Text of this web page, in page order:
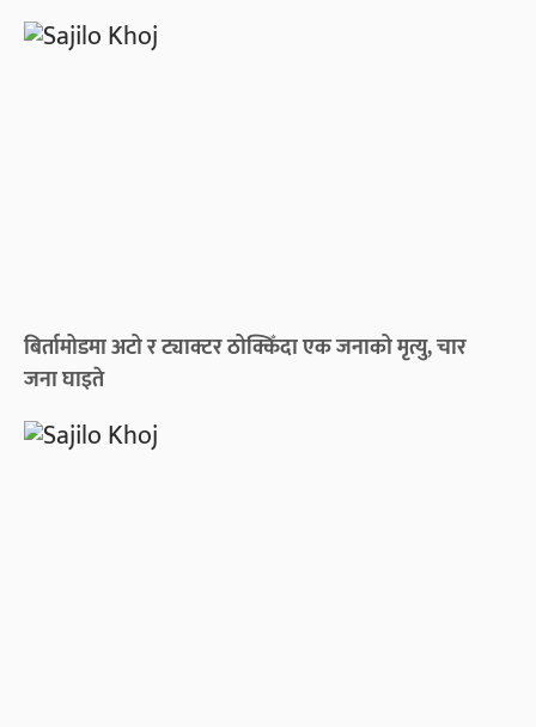
बिर्तामोडमा अटो र ट्याक्टर ठोक्किँदा एक जनाको मृत्यु, चार
जना घाइते